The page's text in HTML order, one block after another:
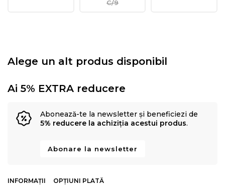
C/9
Alege un alt produs disponibil
Ai 5% EXTRA reducere
Abonează-te la newsletter și beneficiezi de
5% reducere la achiziția acestui produs.
Abonare la newsletter
INFORMAȚII OPȚIUNI PLATĂ